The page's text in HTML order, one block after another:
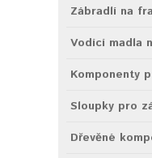
Zábradlí na
Vodící madla
Komponenty
Sloupky pro
Dřevěné